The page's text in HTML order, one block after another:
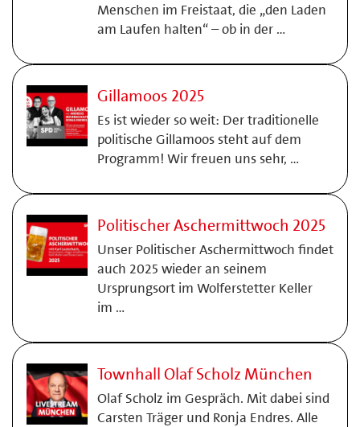
Menschen im Freistaat, die „den Laden
am Laufen halten“ – ob in der …
Gillamoos 2025
Es ist wieder so weit: Der traditionelle
politische Gillamoos steht auf dem
Programm! Wir freuen uns sehr, …
Politischer Aschermittwoch 2025
Unser Politischer Aschermittwoch findet
auch 2025 wieder an seinem
Ursprungsort im Wolferstetter Keller
im …
Townhall Olaf Scholz München
Olaf Scholz im Gespräch. Mit dabei sind
Carsten Träger und Ronja Endres. Alle